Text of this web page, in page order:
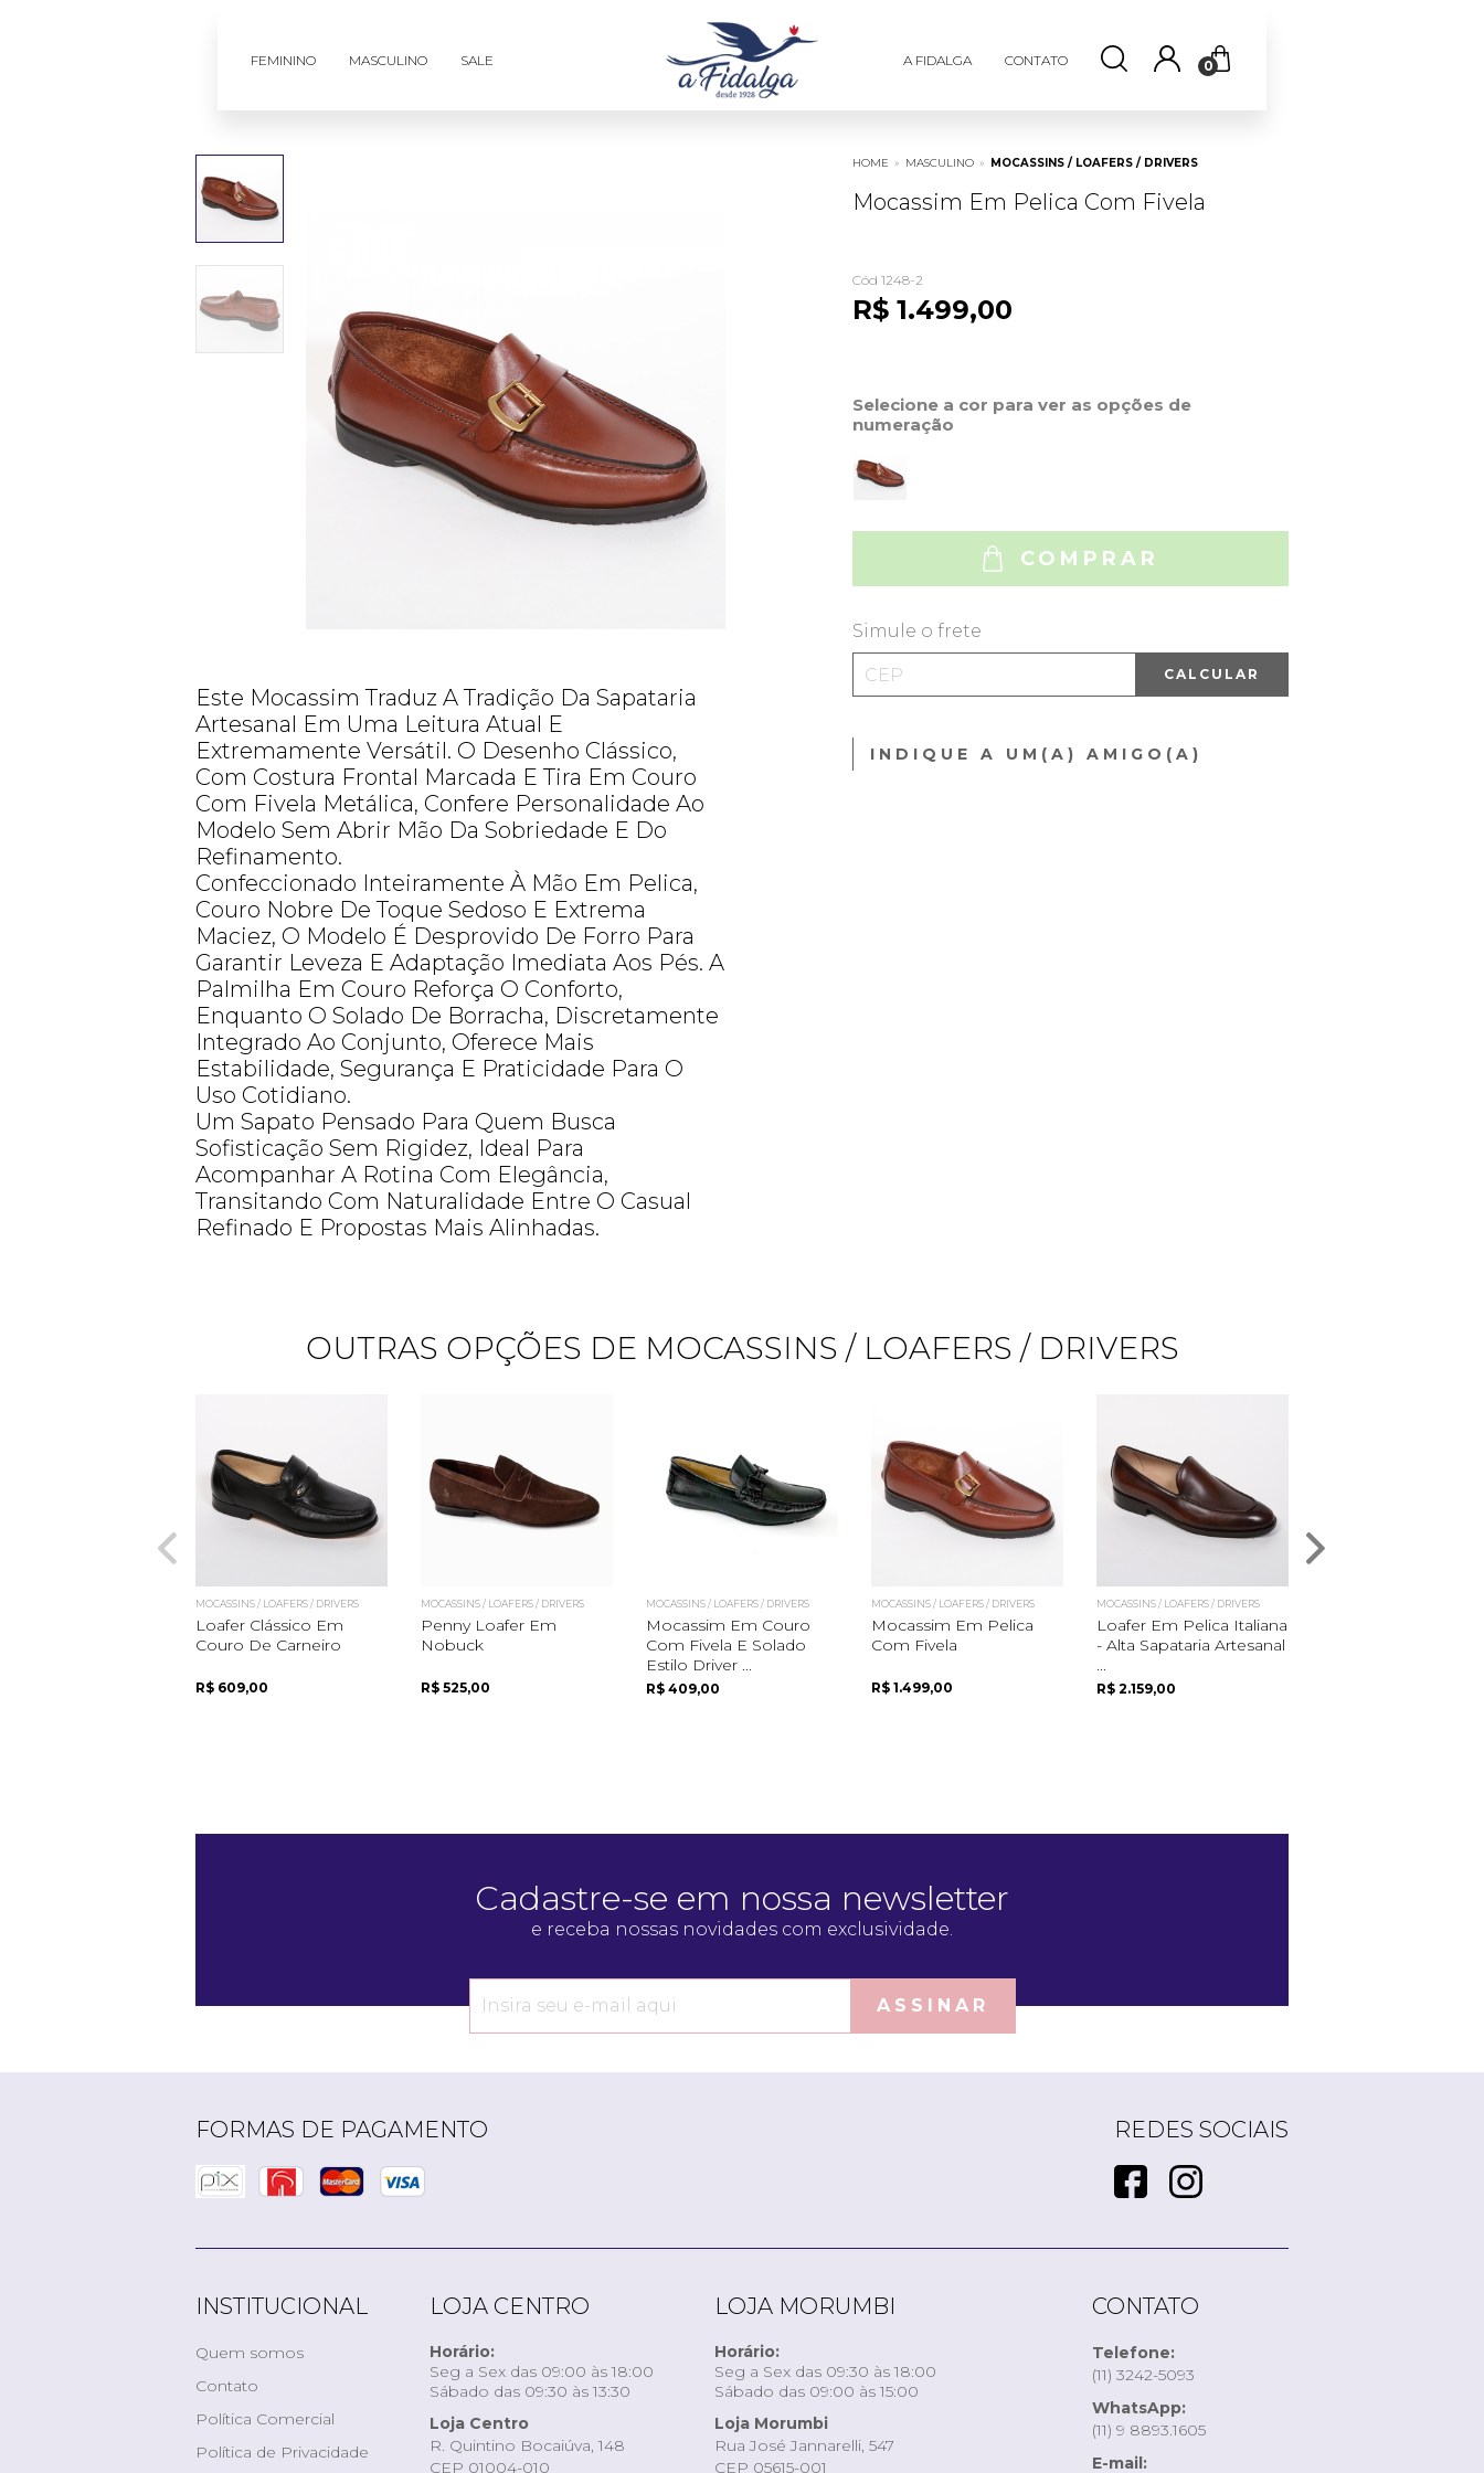
0
FEMININO MASCULINO SALE A FIDALGA CONTATO
Este Mocassim Traduz A Tradição Da Sapataria
Artesanal Em Uma Leitura Atual E
Extremamente Versátil. O Desenho Clássico,
Com Costura Frontal Marcada E Tira Em Couro
Com Fivela Metálica, Confere Personalidade Ao
Modelo Sem Abrir Mão Da Sobriedade E Do
Refinamento.
Confeccionado Inteiramente À Mão Em Pelica,
Couro Nobre De Toque Sedoso E Extrema
Maciez, O Modelo É Desprovido De Forro Para
Garantir Leveza E Adaptação Imediata Aos Pés. A
Palmilha Em Couro Reforça O Conforto,
Enquanto O Solado De Borracha, Discretamente
Integrado Ao Conjunto, Oferece Mais
Estabilidade, Segurança E Praticidade Para O
Uso Cotidiano.
Um Sapato Pensado Para Quem Busca
Sofisticação Sem Rigidez, Ideal Para
Acompanhar A Rotina Com Elegância,
Transitando Com Naturalidade Entre O Casual
Refinado E Propostas Mais Alinhadas.
HOME » MASCULINO » MOCASSINS / LOAFERS / DRIVERS
Mocassim Em Pelica Com Fivela
Cód 1248-2
R$ 1.499,00
Selecione a cor para ver as opções de
numeração
COMPRAR
Simule o frete
CALCULAR
INDIQUE A UM(A) AMIGO(A)
OUTRAS OPÇÕES DE MOCASSINS / LOAFERS / DRIVERS
MOCASSINS / LOAFERS / DRIVERS
Loafer Clássico Em
Couro De Carneiro
R$ 609,00
MOCASSINS / LOAFERS / DRIVERS
Penny Loafer Em
Nobuck
R$ 525,00
MOCASSINS / LOAFERS / DRIVERS
Mocassim Em Couro
Com Fivela E Solado
Estilo Driver ...
R$ 409,00
MOCASSINS / LOAFERS / DRIVERS
Mocassim Em Pelica
Com Fivela
R$ 1.499,00
MOCASSINS / LOAFERS / DRIVERS
Loafer Em Pelica Italiana
- Alta Sapataria Artesanal
...
R$ 2.159,00
Cadastre-se em nossa newsletter
e receba nossas novidades com exclusividade.
ASSINAR
FORMAS DE PAGAMENTO REDES SOCIAIS
INSTITUCIONAL
Quem somos
Contato
Política Comercial
Política de Privacidade
LOJA CENTRO
Horário:
Seg a Sex das 09:00 às 18:00
Sábado das 09:30 às 13:30
Loja Centro
R. Quintino Bocaiúva, 148
CEP 01004-010
LOJA MORUMBI
Horário:
Seg a Sex das 09:30 às 18:00
Sábado das 09:00 às 15:00
Loja Morumbi
Rua José Jannarelli, 547
CEP 05615-001
CONTATO
Telefone:
(11) 3242-5093
WhatsApp:
(11) 9 8893.1605
E-mail: